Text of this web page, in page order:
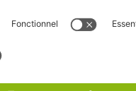
de confidentialité